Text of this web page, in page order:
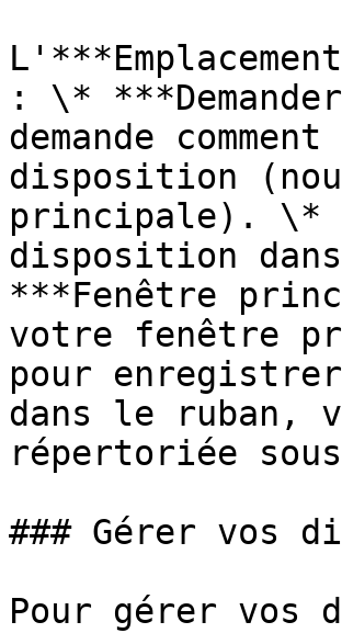
: \*
demande
disposition
principale). \*
disposition
***Fenêtre
votre fenêtre
pour
dans le ruban,
répertoriée
### Gérer vos
Pour gérer vos